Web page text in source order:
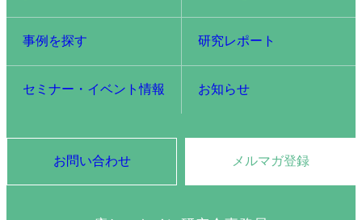
事例を探す 研究レポート
セミナー・イベント情報 お知らせ
お問い合わせ メルマガ登録